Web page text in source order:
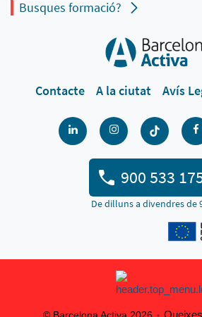
Busques formació?
Contacte A la ciutat Avís
900 533
De dilluns a divendres de